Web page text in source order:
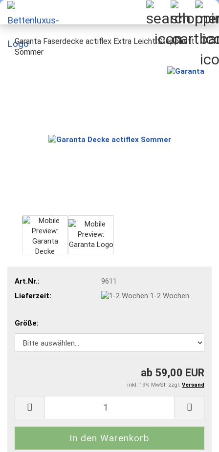
Garanta Faserdecke actiflex Extra Leicht Steppbett
Sommer
Art.Nr.:
9611
Lieferzeit:
1-2 Wochen
Größe:
ab 59,00 EUR
inkl. 19% MwSt. zzgl. Versand